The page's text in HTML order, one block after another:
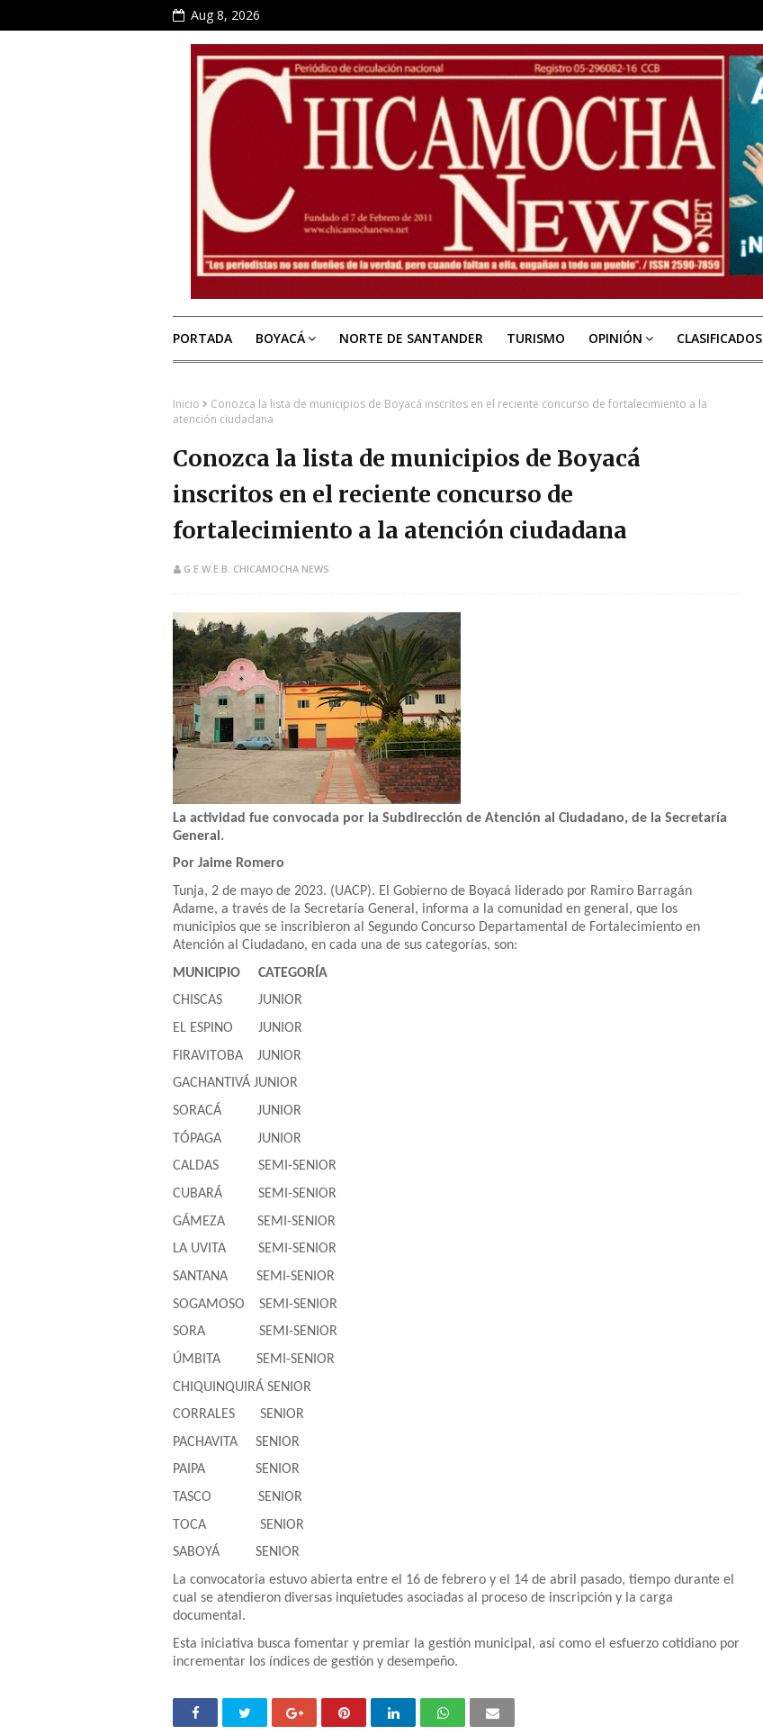
Aug 8, 2026
PORTADA BOYACÁ NORTE DE SANTANDER TURISMO OPINIÓN CLASIFICADOS
Inicio
Conozca la lista de municipios de Boyacá inscritos en el reciente concurso de fortalecimiento a la
atención ciudadana
Conozca la lista de municipios de Boyacá
inscritos en el reciente concurso de
fortalecimiento a la atención ciudadana
G.E.W.E.B. CHICAMOCHA NEWS
La actividad fue convocada por la Subdirección de Atención al Ciudadano, de la Secretaría
General.
Por Jaime Romero
Tunja, 2 de mayo de 2023. (UACP). El Gobierno de Boyacá liderado por Ramiro Barragán
Adame, a través de la Secretaría General, informa a la comunidad en general, que los
municipios que se inscribieron al Segundo Concurso Departamental de Fortalecimiento en
Atención al Ciudadano, en cada una de sus categorías, son:
MUNICIPIO CATEGORÍA
CHISCAS JUNIOR
EL ESPINO JUNIOR
FIRAVITOBA JUNIOR
GACHANTIVÁ JUNIOR
SORACÁ JUNIOR
TÓPAGA JUNIOR
CALDAS SEMI-SENIOR
CUBARÁ SEMI-SENIOR
GÁMEZA SEMI-SENIOR
LA UVITA SEMI-SENIOR
SANTANA SEMI-SENIOR
SOGAMOSO SEMI-SENIOR
SORA SEMI-SENIOR
ÚMBITA SEMI-SENIOR
CHIQUINQUIRÁ SENIOR
CORRALES SENIOR
PACHAVITA SENIOR
PAIPA SENIOR
TASCO SENIOR
TOCA SENIOR
SABOYÁ SENIOR
La convocatoria estuvo abierta entre el 16 de febrero y el 14 de abril pasado, tiempo durante el
cual se atendieron diversas inquietudes asociadas al proceso de inscripción y la carga
documental.
Esta iniciativa busca fomentar y premiar la gestión municipal, así como el esfuerzo cotidiano por
incrementar los índices de gestión y desempeño.